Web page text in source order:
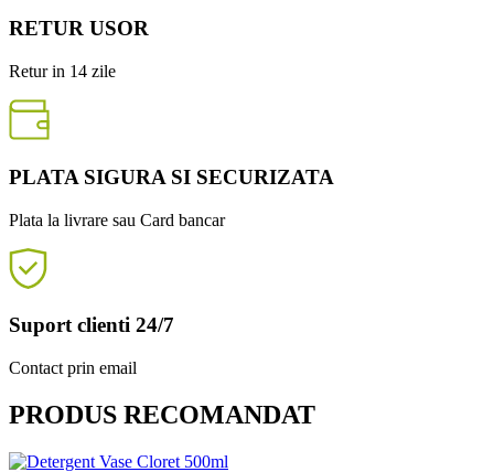
RETUR USOR
Retur in 14 zile
PLATA SIGURA SI SECURIZATA
Plata la livrare sau Card bancar
Suport clienti 24/7
Contact prin email
PRODUS RECOMANDAT